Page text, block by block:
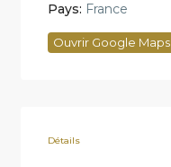
Pays: France
Ouvrir Google Maps
Détails